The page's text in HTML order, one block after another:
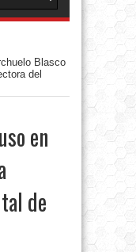
Blasco
del
en
de